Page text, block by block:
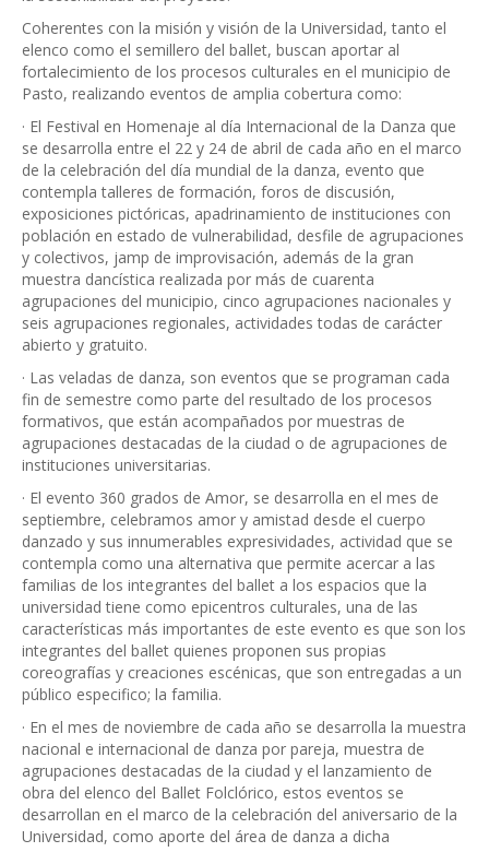
Coherentes con la misión y visión de la Universidad, tanto el
elenco como el semillero del ballet, buscan aportar al
fortalecimiento de los procesos culturales en el municipio de
Pasto, realizando eventos de amplia cobertura como:
· El Festival en Homenaje al día Internacional de la Danza que
se desarrolla entre el 22 y 24 de abril de cada año en el marco
de la celebración del día mundial de la danza, evento que
contempla talleres de formación, foros de discusión,
exposiciones pictóricas, apadrinamiento de instituciones con
población en estado de vulnerabilidad, desfile de agrupaciones
y colectivos, jamp de improvisación, además de la gran
muestra dancística realizada por más de cuarenta
agrupaciones del municipio, cinco agrupaciones nacionales y
seis agrupaciones regionales, actividades todas de carácter
abierto y gratuito.
· Las veladas de danza, son eventos que se programan cada
fin de semestre como parte del resultado de los procesos
formativos, que están acompañados por muestras de
agrupaciones destacadas de la ciudad o de agrupaciones de
instituciones universitarias.
· El evento 360 grados de Amor, se desarrolla en el mes de
septiembre, celebramos amor y amistad desde el cuerpo
danzado y sus innumerables expresividades, actividad que se
contempla como una alternativa que permite acercar a las
familias de los integrantes del ballet a los espacios que la
universidad tiene como epicentros culturales, una de las
características más importantes de este evento es que son los
integrantes del ballet quienes proponen sus propias
coreografías y creaciones escénicas, que son entregadas a un
público especifico; la familia.
· En el mes de noviembre de cada año se desarrolla la muestra
nacional e internacional de danza por pareja, muestra de
agrupaciones destacadas de la ciudad y el lanzamiento de
obra del elenco del Ballet Folclórico, estos eventos se
desarrollan en el marco de la celebración del aniversario de la
Universidad, como aporte del área de danza a dicha